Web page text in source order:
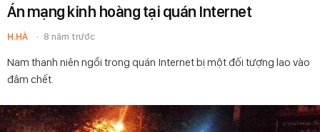
Án mạng kinh hoàng tại quán Internet
H.HÀ 8 năm trước
Nam thanh niên ngồi trong quán Internet bị một đối tượng lao vào
đâm chết.